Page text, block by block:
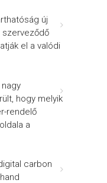
új
szerveződő
el a valódi
hogy melyik
rendelő
a
carbon